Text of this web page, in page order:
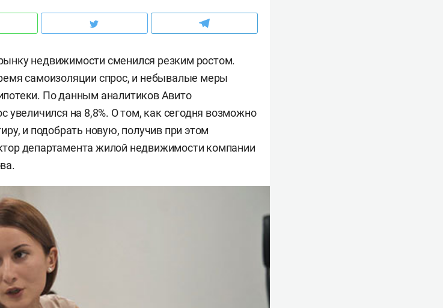
недвижимости сменился резким ростом.
самоизоляции спрос, и небывалые меры
По данным аналитиков Авито
увеличился на 8,8%. О том, как сегодня возможно
и подобрать новую, получив при этом
департамента жилой недвижимости компании